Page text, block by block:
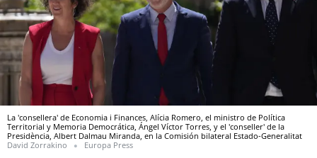
La 'consellera' de Economia i Finances, Alícia Romero, el ministro de Política
Territorial y Memoria Democrática, Ángel Víctor Torres, y el 'conseller' de la
Presidència, Albert Dalmau Miranda, en la Comisión bilateral Estado-Generalitat
David Zorrakino
Europa Press